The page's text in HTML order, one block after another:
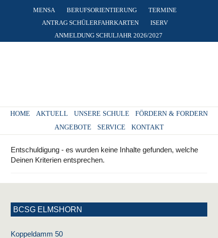
MENSA BERUFSORIENTIERUNG
TERMINE
ANTRAG SCHÜLERFAHRKARTEN
ISERV
ANMELDUNG SCHULJAHR 2026/2027
HOME AKTUELL UNSERE SCHULE
FÖRDERN & FORDERN
ANGEBOTE
SERVICE KONTAKT
Entschuldigung - es wurden keine Inhalte gefunden, welche
Deinen Kriterien entsprechen.
BCSG ELMSHORN
Koppeldamm 50